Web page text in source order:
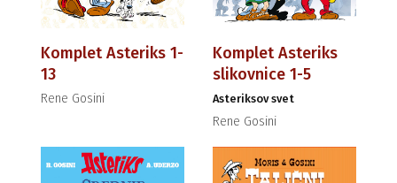
Komplet Asteriks 1-
13
Rene Gosini
Komplet Asteriks
slikovnice 1-5
Asteriksov svet
Rene Gosini